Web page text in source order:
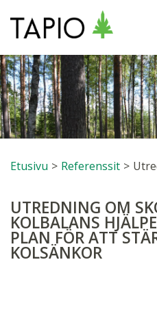
Etusivu > Referenssit >
UTREDNING OM
KOLBALANS
PLAN FÖR ATT
KOLSÄNKOR